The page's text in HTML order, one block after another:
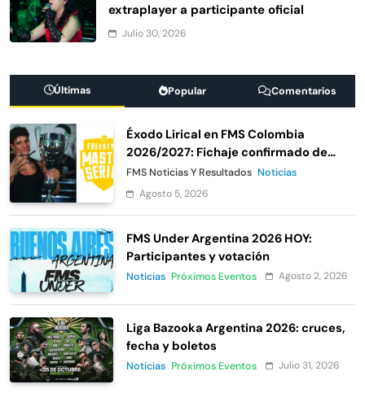
extraplayer a participante oficial
Julio 30, 2026
Últimas Popular Comentarios
Éxodo Lirical en FMS Colombia
2026/2027: Fichaje confirmado de
Urban Roosters
FMS Noticias Y Resultados Noticias
Agosto 5, 2026
FMS Under Argentina 2026 HOY:
Participantes y votación
Noticias Próximos Eventos Agosto 2, 2026
Liga Bazooka Argentina 2026: cruces,
fecha y boletos
Noticias Próximos Eventos Julio 31, 2026